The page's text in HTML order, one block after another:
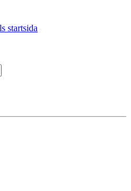
startsida